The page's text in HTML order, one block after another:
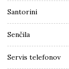
Santorini
Senčila
Servis telefonov